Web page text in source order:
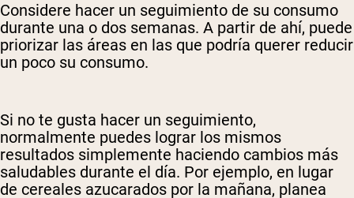
Considere hacer un seguimiento de su consumo
durante una o dos semanas. A partir de ahí, puede
priorizar las áreas en las que podría querer reducir
un poco su consumo.
Si no te gusta hacer un seguimiento,
normalmente puedes lograr los mismos
resultados simplemente haciendo cambios más
saludables durante el día. Por ejemplo, en lugar
de cereales azucarados por la mañana, planea